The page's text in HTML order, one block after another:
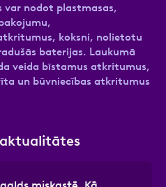
var nodot plastmasas,
koksni, nolietotu
baterijas. Laukumā
veida bīstamus atkritumus,
un būvniecības atkritumus